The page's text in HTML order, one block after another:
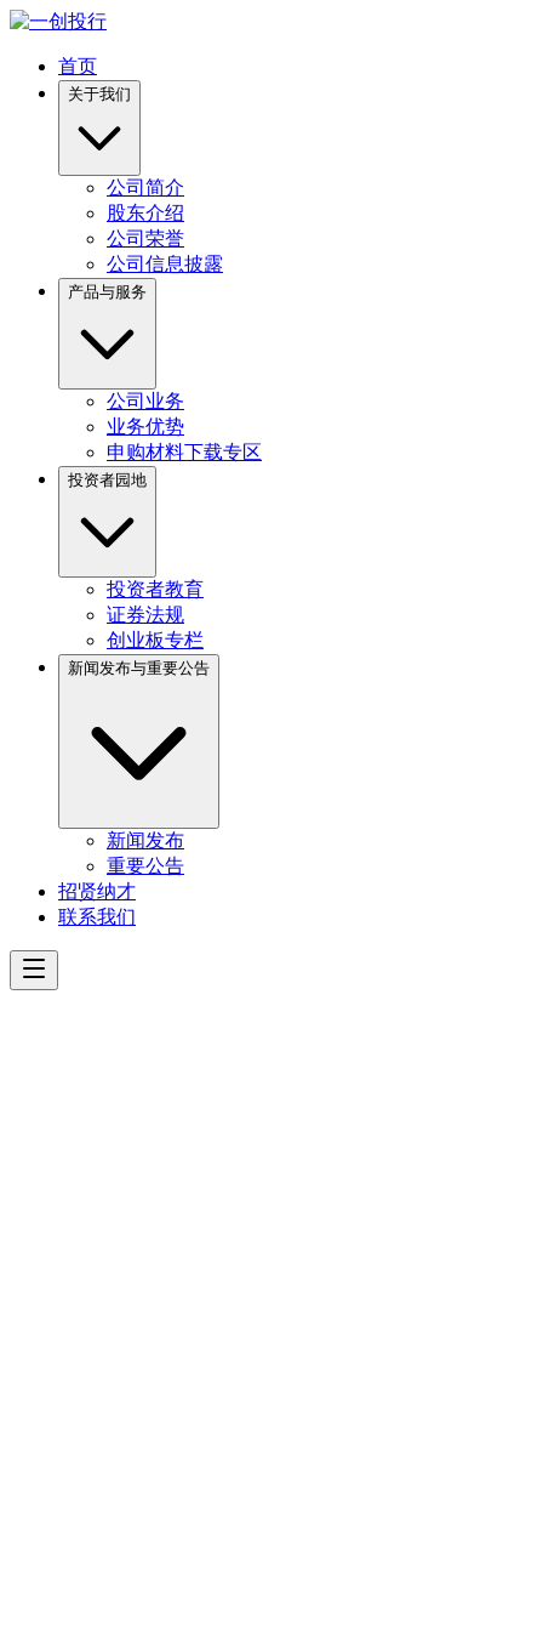
首页
关于我们
公司简介
股东介绍
公司荣誉
公司信息披露
产品与服务
公司业务
业务优势
申购材料下载专区
投资者园地
投资者教育
证券法规
创业板专栏
新闻发布与重要公告
新闻发布
重要公告
招贤纳才
联系我们